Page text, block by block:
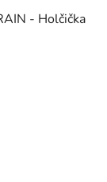
- Holčička